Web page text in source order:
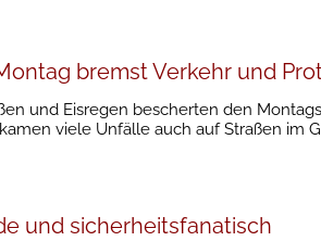
bremst Verkehr und
und Eisregen bescherten den
viele Unfälle auch auf Straßen im
und sicherheitsfanatisch